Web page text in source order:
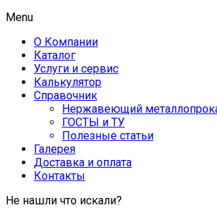
Menu
О Компании
Каталог
Услуги и сервис
Калькулятор
Справочник
Нержавеющий
ГОСТЫ и ТУ
Полезные статьи
Галерея
Доставка и оплата
Контакты
Не нашли что искали?